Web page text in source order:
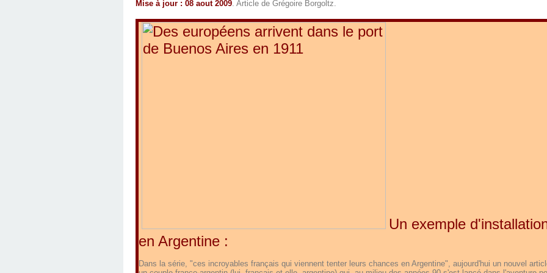
Mise à jour : 08 aout 2009. Article de Grégoire Borgoltz.
Un exemple
en Argentine :
Dans la série, "ces incroyables français qui viennent tenter leurs chances en Argentine", aujourd'hui un nouvel